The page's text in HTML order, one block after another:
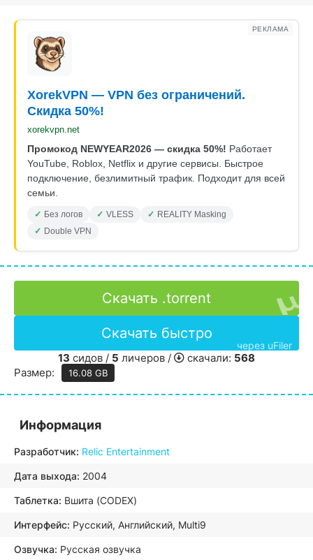
РЕКЛАМА
XorekVPN — VPN без ограничений.
Скидка 50%!
xorekvpn.net
Промокод NEWYEAR2026 — скидка 50%! Работает
YouTube, Roblox, Netflix и другие сервисы. Быстрое
подключение, безлимитный трафик. Подходит для всей
семьи.
Без логов VLESS
REALITY Masking
Double VPN
Скачать .torrent
Скачать быстро
через uFiler
13 сидов / 5 личеров / скачали: 568
Размер:
16.08 GB
Информация
Разработчик: Relic Entertainment
Дата выхода: 2004
Таблетка: Вшита (CODEX)
Интерфейс: Русский, Английский, Multi9
Озвучка: Русская озвучка